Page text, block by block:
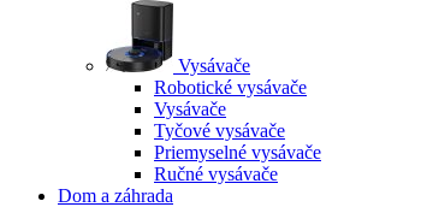
Vysávače
Robotické vysávače
Vysávače
Tyčové vysávače
Priemyselné vysávače
Ručné vysávače
Dom a záhrada